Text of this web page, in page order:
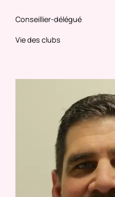
Conseillier-délégué
Vie des clubs